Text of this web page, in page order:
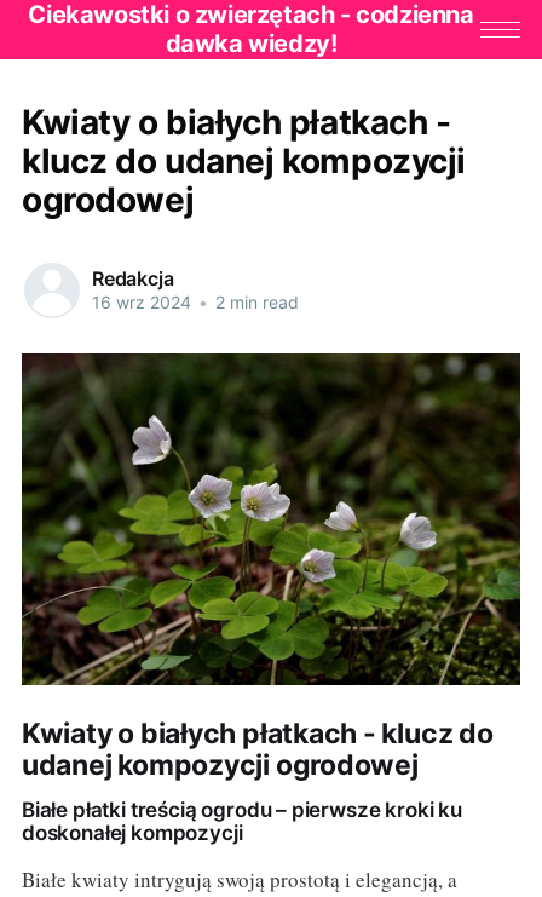
Ciekawostki o zwierzętach - codzienna
dawka wiedzy!
Kwiaty o białych płatkach -
klucz do udanej kompozycji
ogrodowej
Redakcja
16 wrz 2024 • 2 min read
Kwiaty o białych płatkach - klucz do
udanej kompozycji ogrodowej
Białe płatki treścią ogrodu – pierwsze kroki ku
doskonałej kompozycji
Białe kwiaty intrygują swoją prostotą i elegancją, a